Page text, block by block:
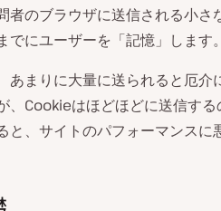
者のブラウザに送信される小さ
にユーザーを「記憶」します。
あまりに大量に送られると厄介
、Cookieはほどほどに送信する
と、サイトのパフォーマンスに